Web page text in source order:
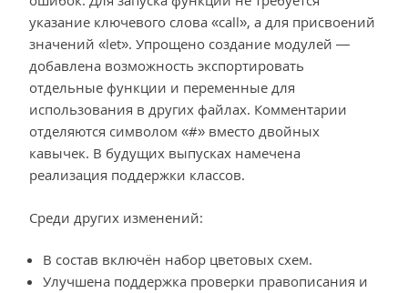
указание ключевого слова «call», а для присвоений
значений «let». Упрощено создание модулей —
добавлена возможность экспортировать
отдельные функции и переменные для
использования в других файлах. Комментарии
отделяются символом «#» вместо двойных
кавычек. В будущих выпусках намечена
реализация поддержки классов.
Среди других изменений:
В состав включён набор цветовых схем.
Улучшена поддержка проверки правописания и